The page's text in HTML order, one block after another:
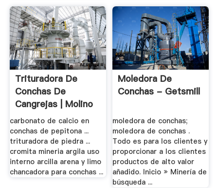
Trituradora De
Conchas De
Cangrejas | Molino
De .
carbonato de calcio en
conchas de pepitona ...
trituradora de piedra ...
cromita mineria argila uso
interno arcilla arena y limo
chancadora para conchas ...
Moledora De
Conchas - Getsmill
moledora de conchas;
moledora de conchas .
Todo es para los clientes y
proporcionar a los clientes
productos de alto valor
añadido. Inicio » Minería de
búsqueda ...